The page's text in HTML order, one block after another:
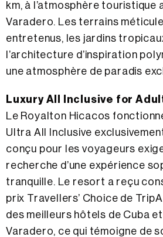
km, à l’atmosphère touristique
Varadero. Les terrains
entretenus, les jardins
l’architecture d’inspiration
une atmosphère de paradis
Luxury All Inclusive for
Le Royalton Hicacos
Ultra All Inclusive
conçu pour les voyageurs
recherche d’une expérience
tranquille. Le resort a reçu
prix Travellers’ Choice de
des meilleurs hôtels de Cuba et
Varadero, ce qui témoigne de